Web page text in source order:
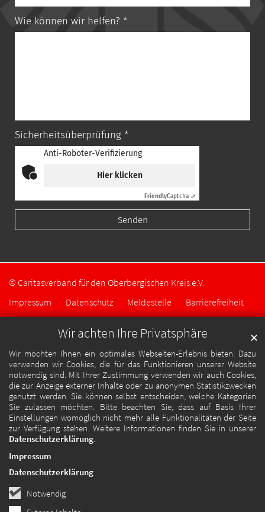
Wir achten Ihre Privatsphäre
Wir möchten Ihnen ein optimales Webseiten-Erlebnis bieten. Dazu
verwenden wir Cookies, die für das Funktionieren unserer Website
notwendig sind. Mit Ihrer Zustimmung verwenden wir auch Cookies,
die zur Anzeige externer Inhalte oder zu anonymen Statistikzwecken
genutzt werden. Sie können selbst entscheiden, welche Kategorien
Sie zulassen möchten. Bitte beachten Sie, dass auf Basis Ihrer
Einstellungen womöglich nicht mehr alle Funktionalitäten der Seite
zur Verfügung stehen. Weitere Informationen finden Sie in unserer
Datenschutzerklärung.
Notwendig
✕
Impressum
Datenschutzerklärung
Wie können wir helfen? *
Sicherheitsüberprüfung *
Anti-Roboter-Verifizierung
Hier klicken
FriendlyCaptcha ⇗
© Caritasverband für den Oberbergischen Kreis e.V.
Impressum
Datenschutz Meldestelle Barrierefreiheit